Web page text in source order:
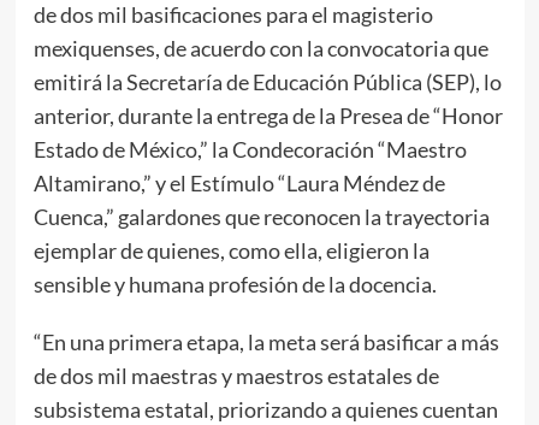
de dos mil basificaciones para el magisterio
mexiquenses, de acuerdo con la convocatoria que
emitirá la Secretaría de Educación Pública (SEP), lo
anterior, durante la entrega de la Presea de “Honor
Estado de México,” la Condecoración “Maestro
Altamirano,” y el Estímulo “Laura Méndez de
Cuenca,” galardones que reconocen la trayectoria
ejemplar de quienes, como ella, eligieron la
sensible y humana profesión de la docencia.
“En una primera etapa, la meta será basificar a más
de dos mil maestras y maestros estatales de
subsistema estatal, priorizando a quienes cuentan